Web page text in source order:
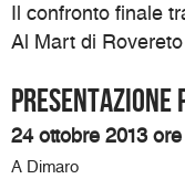
Il confronto finale
Al Mart di
Presentazione
24 ottobre 2013
A Dimaro